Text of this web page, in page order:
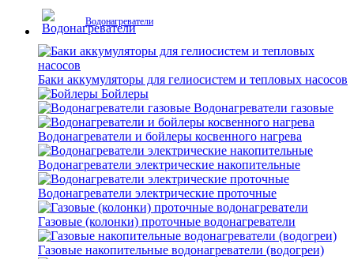
Водонагреватели
Баки аккумуляторы для гелиосистем и тепловых насосов
Бойлеры
Водонагреватели газовые
Водонагреватели и бойлеры косвенного нагрева
Водонагреватели электрические накопительные
Водонагреватели электрические проточные
Газовые (колонки) проточные водонагреватели
Газовые накопительные водонагреватели (водогреи)